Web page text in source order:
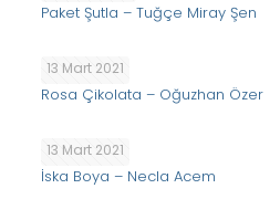
Paket Şutla – Tuğçe Miray Şen
13 Mart 2021
Rosa Çikolata – Oğuzhan Özer
13 Mart 2021
İska Boya – Necla Acem